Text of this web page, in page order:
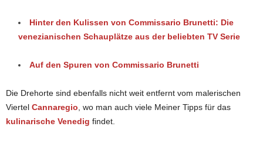
Hinter den Kulissen von Commissario Brunetti: Die
venezianischen Schauplätze aus der beliebten TV Serie
Auf den Spuren von Commissario Brunetti
Die Drehorte sind ebenfalls nicht weit entfernt vom malerischen
Viertel Cannaregio , wo man auch viele Meiner Tipps für das
kulinarische Venedig findet.